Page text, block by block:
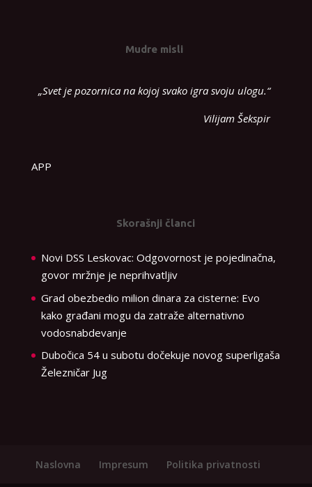
Mudre misli
„Svet je pozornica na kojoj svako igra svoju ulogu.“
Vilijam Šekspir
APP
Skorašnji članci
Novi DSS Leskovac: Odgovornost je pojedinačna,
govor mržnje je neprihvatljiv
Grad obezbedio milion dinara za cisterne: Evo
kako građani mogu da zatraže alternativno
vodosnabdevanje
Dubočica 54 u subotu dočekuje novog superligaša
Železničar Jug
Naslovna Impresum Politika privatnosti